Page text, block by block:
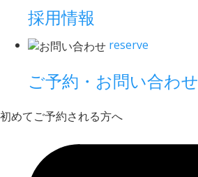
採用情報
reserve
ご予約・お問い合わせ
初めてご予約される方へ